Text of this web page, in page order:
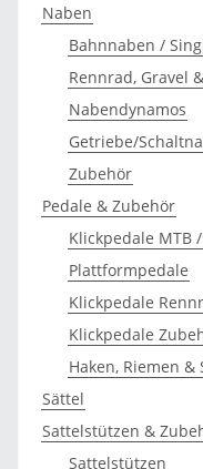
Naben
Bahnnaben /
Rennrad, Gravel
Nabendynamos
Getriebe/
Zubehör
Pedale & Zubehör
Klickpedale MTB
Plattformpedale
Klickpedale
Klickpedale
Haken, Riemen &
Sättel
Sattelstützen &
Sattelstützen